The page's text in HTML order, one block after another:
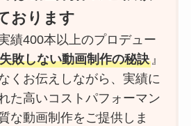
おります
績400本以上のプロデュー
失敗しない動画制作の秘訣』
くお伝えしながら、実績に
た高いコストパフォーマン
な動画制作をご提供しま